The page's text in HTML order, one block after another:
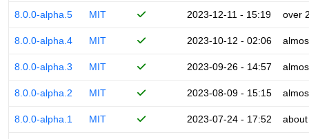
8.0.0-alpha.5 MIT 2023-12-11 - 15:19 over
8.0.0-alpha.4 MIT 2023-10-12 - 02:06
8.0.0-alpha.3 MIT 2023-09-26 - 14:57
8.0.0-alpha.2 MIT 2023-08-09 - 15:15
8.0.0-alpha.1 MIT 2023-07-24 - 17:52